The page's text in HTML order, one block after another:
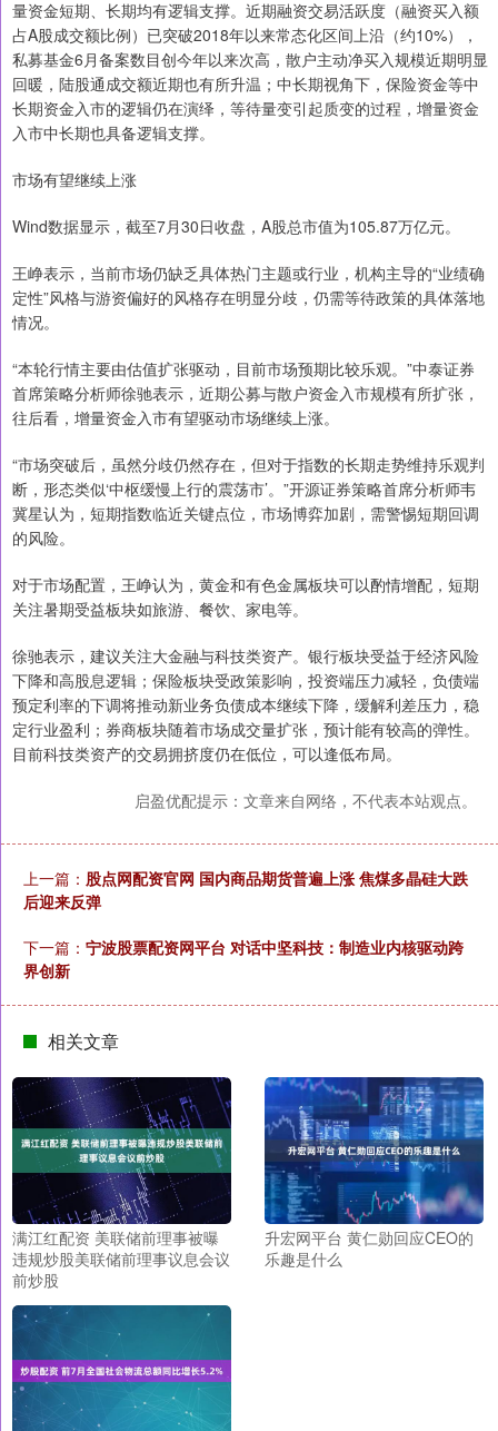
量资金短期、长期均有逻辑支撑。近期融资交易活跃度（融资买入额
占A股成交额比例）已突破2018年以来常态化区间上沿（约10%），
私募基金6月备案数目创今年以来次高，散户主动净买入规模近期明显
回暖，陆股通成交额近期也有所升温；中长期视角下，保险资金等中
长期资金入市的逻辑仍在演绎，等待量变引起质变的过程，增量资金
入市中长期也具备逻辑支撑。
市场有望继续上涨
Wind数据显示，截至7月30日收盘，A股总市值为105.87万亿元。
王峥表示，当前市场仍缺乏具体热门主题或行业，机构主导的“业绩确
定性”风格与游资偏好的风格存在明显分歧，仍需等待政策的具体落地
情况。
“本轮行情主要由估值扩张驱动，目前市场预期比较乐观。”中泰证券
首席策略分析师徐驰表示，近期公募与散户资金入市规模有所扩张，
往后看，增量资金入市有望驱动市场继续上涨。
“市场突破后，虽然分歧仍然存在，但对于指数的长期走势维持乐观判
断，形态类似‘中枢缓慢上行的震荡市’。”开源证券策略首席分析师韦
冀星认为，短期指数临近关键点位，市场博弈加剧，需警惕短期回调
的风险。
对于市场配置，王峥认为，黄金和有色金属板块可以酌情增配，短期
关注暑期受益板块如旅游、餐饮、家电等。
徐驰表示，建议关注大金融与科技类资产。银行板块受益于经济风险
下降和高股息逻辑；保险板块受政策影响，投资端压力减轻，负债端
预定利率的下调将推动新业务负债成本继续下降，缓解利差压力，稳
定行业盈利；券商板块随着市场成交量扩张，预计能有较高的弹性。
目前科技类资产的交易拥挤度仍在低位，可以逢低布局。
启盈优配提示：文章来自网络，不代表本站观点。
上一篇： 股点网配资官网 国内商品期货普遍上涨 焦煤多晶硅大跌
后迎来反弹
下一篇： 宁波股票配资网平台 对话中坚科技：制造业内核驱动跨
界创新
相关文章
满江红配资 美联储前理事被曝
违规炒股美联储前理事议息会议
前炒股
升宏网平台 黄仁勋回应CEO的
乐趣是什么